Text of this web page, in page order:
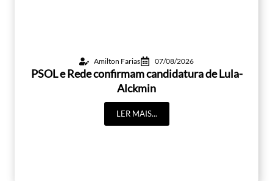
Amilton Farias 07/08/2026
PSOL e Rede confirmam candidatura de Lula-
Alckmin
LER MAIS...